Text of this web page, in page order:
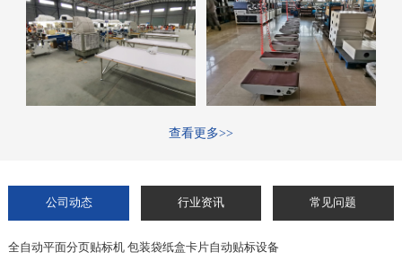
查看更多>>
公司动态 行业资讯 常见问题
全自动平面分页贴标机 包装袋纸盒卡片自动贴标设备